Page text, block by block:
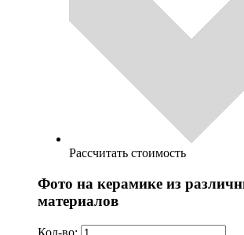
Рассчитать стоимость
Фото на керамике из
материалов
Кол-во: